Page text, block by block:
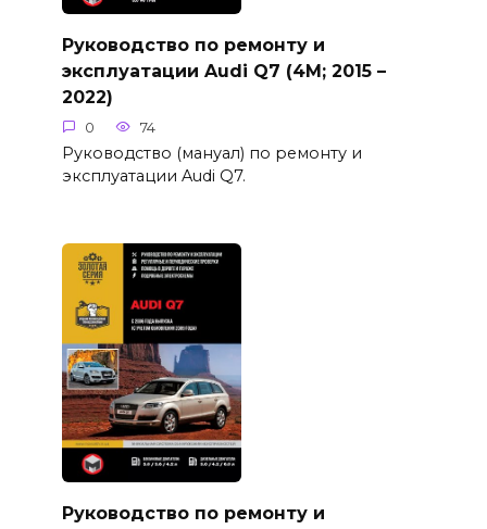
Руководство по ремонту и
эксплуатации Audi Q7 (4M; 2015 –
2022)
0 74
Руководство (мануал) по ремонту и
эксплуатации Audi Q7.
Руководство по ремонту и